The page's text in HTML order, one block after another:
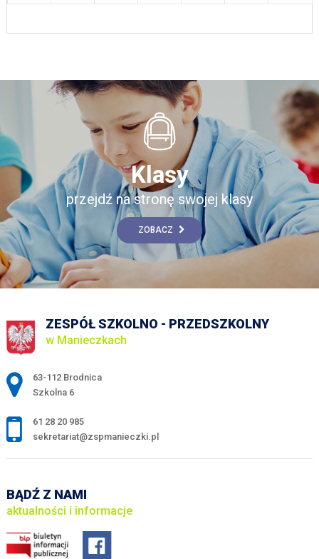
Klasy
przejdź na stronę swojej klasy
ZOBACZ
ZESPÓŁ SZKOLNO - PRZEDSZKOLNY
w Manieczkach
Adres pocztowy:
63-112 Brodnica
Szkolna 6
61 28 20 985
sekretariat@zspmanieczki.pl
BĄDŹ Z NAMI
aktualności i informacje